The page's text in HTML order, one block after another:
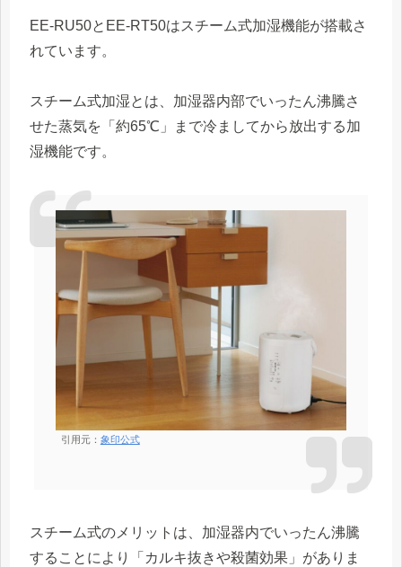
EE-RU50とEE-RT50はスチーム式加湿機能が搭載さ
れています。
スチーム式加湿とは、加湿器内部でいったん沸騰さ
せた蒸気を「約65℃」まで冷ましてから放出する加
湿機能です。
引用元： 象印公式
スチーム式のメリットは、加湿器内でいったん沸騰
することにより「カルキ抜きや殺菌効果」がありま